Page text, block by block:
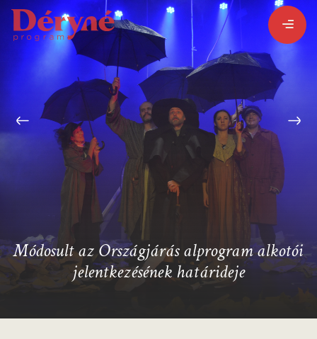
BEJELENTKEZEM
REGISZTRÁLOK
PROGRAMISMERTETŐ
Módosult az Országjárás alprogram alkotói
jelentkezésének határideje